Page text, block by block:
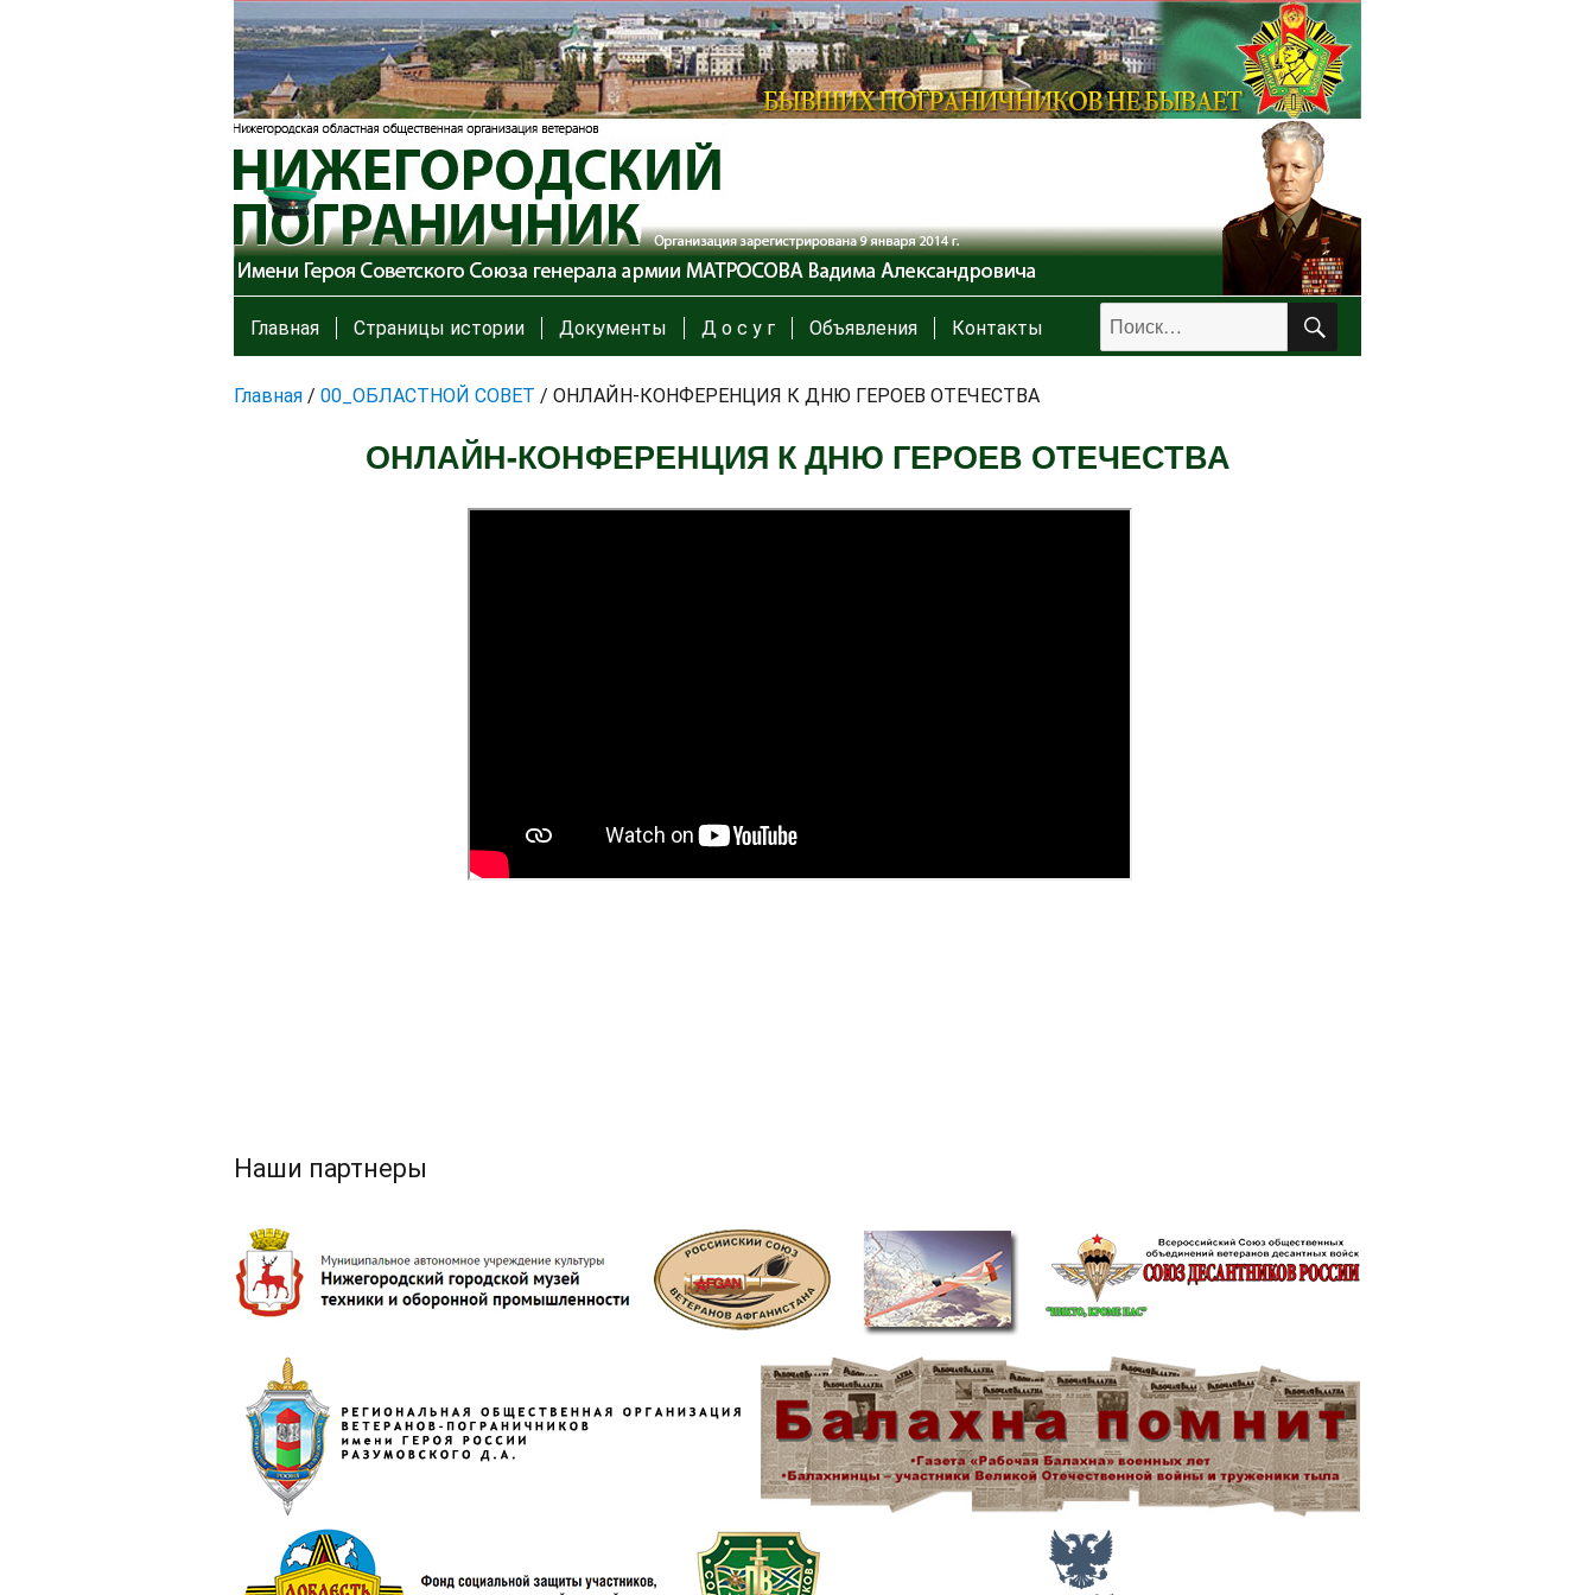
Искать: ПОИСК
Главная Страницы истории Документы Д о с у г Объявления Контакты
Главная / 00_ОБЛАСТНОЙ СОВЕТ / ОНЛАЙН-КОНФЕРЕНЦИЯ К ДНЮ ГЕРОЕВ ОТЕЧЕСТВА
ОНЛАЙН-КОНФЕРЕНЦИЯ К ДНЮ ГЕРОЕВ ОТЕЧЕСТВА
Наши партнеры